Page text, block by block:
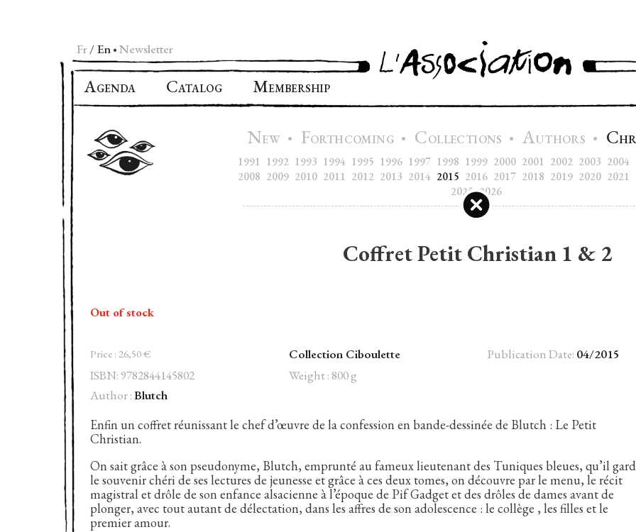
Fr En•Newsletter
AGENDA CATALOG MEMBERSHIP
NEW • FORTHCOMING • COLLECTIONS • AUTHORS • C
1991 1992 1993 1994 1995 1996 1997 1998 1999 2000 2001 2002 2003 2004
2008 2009 2010 2011 2012 2013 2014 2015 2016 2017 2018 2019 2020 2021
2025 2026
Coffret Petit Christian 1 & 2
Out of stock
Price : 26,50€ Collection Ciboulette Publication Date: 04/2015
ISBN: 9782844145802
Weight : 800 g
Author :Blutch
Enfin un coffret réunissant le chef d’œuvre de la confession en bande-dessinée de Blutch : Le Petit
Christian.
On sait grâce à son pseudonyme, Blutch, emprunté au fameux lieutenant des Tuniques bleues, qu’il
le souvenir chéri de ses lectures de jeunesse et grâce à ces deux tomes, on découvre par le menu, le récit
magistral et drôle de son enfance alsacienne à l’époque de Pif Gadget et des drôles de dames avant de
plonger, avec tout autant de délectation, dans les affres de son adolescence : le collège , les filles et le
premier amour.